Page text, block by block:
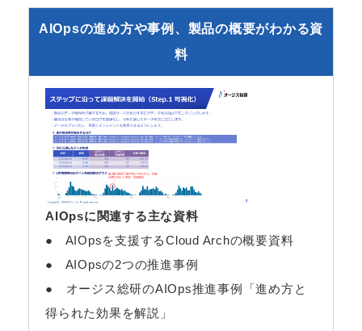
AIOpsの進め方や事例、製品の概要がわかる資
料
AIOpsに関連する主な資料
● AIOpsを支援するCloud Archの概要資料
● AIOpsの2つの推進事例
● オージス総研のAIOps推進事例「進め方と
得られた効果を解説」